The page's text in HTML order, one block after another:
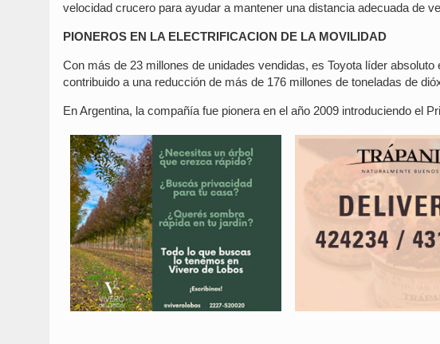
velocidad crucero para ayudar a mantener una distancia adecuada de
PIONEROS EN LA ELECTRIFICACION DE LA MOVILIDAD
Con más de 23 millones de unidades vendidas, es Toyota líder
contribuido a una reducción de más de 176 millones de toneladas de
En Argentina, la compañía fue pionera en el año 2009 introduciendo el